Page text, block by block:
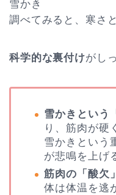
雪かき
調べてみると、寒さ
科学的な裏付けがし
雪かきという
り、筋肉が硬
雪かきという
が悲鳴を上げ
筋肉の「酸欠
体は体温を逃